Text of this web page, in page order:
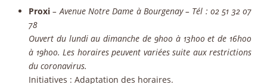
Proxi – Avenue Notre Dame à Bourgenay – Tél : 02 51 32 07
78
Ouvert du lundi au dimanche de 9h00 à 13h00 et de 16h00
à 19h00. Les horaires peuvent variées suite aux restrictions
du coronavirus.
Initiatives : Adaptation des horaires.